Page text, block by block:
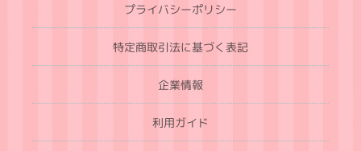
プライバシーポリシー
特定商取引法に基づく表記
企業情報
利用ガイド